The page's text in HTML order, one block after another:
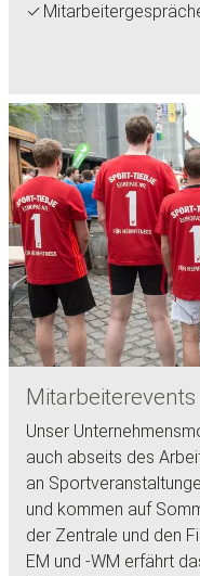
Mitarbeiterevents
Unser
auch abseits des
an
und kommen auf
der Zentrale und den
EM und -WM erfährt